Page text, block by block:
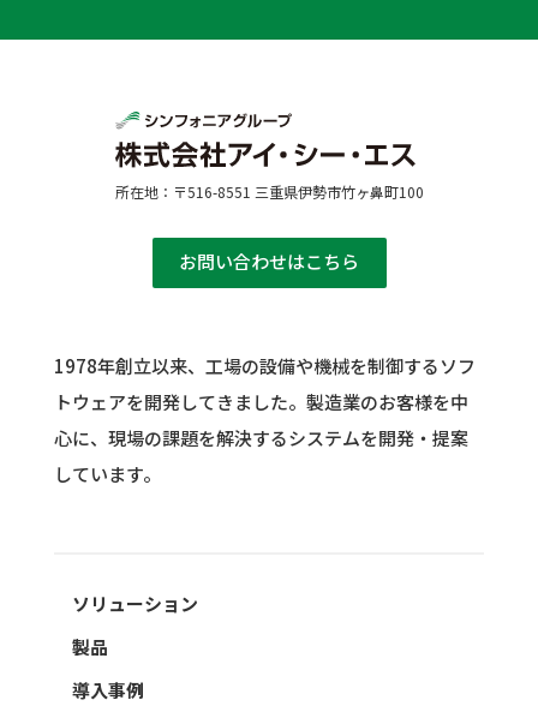
所在地：〒516-8551 三重県伊勢市竹ヶ鼻町100
お問い合わせはこちら
1978年創立以来、工場の設備や機械を制御するソフ
トウェアを開発してきました。 製造業のお客様を中
心に、現場の課題を解決するシステムを開発・提案
しています。
ソリューション
製品
導入事例